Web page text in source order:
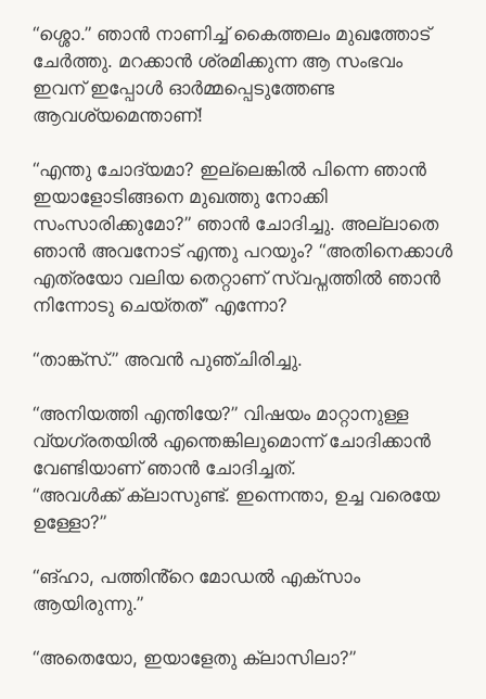
“ശ്ശൊ.” ഞാൻ നാണിച്ച് കൈത്തലം മുഖത്തോട്
ചേർത്തു. മറക്കാൻ ശ്രമിക്കുന്ന ആ സംഭവം
ഇവന് ഇപ്പോൾ ഓർമ്മപ്പെടുത്തേണ്ട
ആവശ്യമെന്താണ്!
“എന്തു ചോദ്യമാ? ഇല്ലെങ്കിൽ പിന്നെ ഞാൻ
ഇയാളോടിങ്ങനെ മുഖത്തു നോക്കി
സംസാരിക്കുമോ?” ഞാൻ ചോദിച്ചു. അല്ലാതെ
ഞാൻ അവനോട് എന്തു പറയും? “അതിനെക്കാൾ
എത്രയോ വലിയ തെറ്റാണ് സ്വപ്നത്തിൽ ഞാൻ
നിന്നോടു ചെയ്തത്” എന്നോ?
“താങ്ക്സ്.” അവൻ പുഞ്ചിരിച്ചു.
“അനിയത്തി എന്തിയേ?” വിഷയം മാറ്റാനുള്ള
വ്യഗ്രതയിൽ എന്തെങ്കിലുമൊന്ന് ചോദിക്കാൻ
വേണ്ടിയാണ് ഞാൻ ചോദിച്ചത്.
“അവൾക്ക് ക്ലാസുണ്ട്. ഇന്നെന്താ, ഉച്ച വരെയേ
ഉള്ളോ?”
“ങ്ഹാ, പത്തിൻ്റെ മോഡൽ എക്സാം
ആയിരുന്നു.”
“അതെയോ, ഇയാളേതു ക്ലാസിലാ?”